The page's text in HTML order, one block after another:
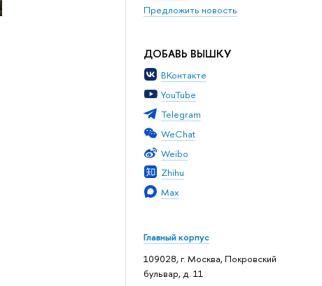
Предложить новость
ДОБАВЬ ВЫШКУ
ВКонтакте
YouTube
Telegram
WeChat
Weibo
Zhihu
Max
Главный корпус
109028, г. Москва, Покровский
бульвар, д. 11